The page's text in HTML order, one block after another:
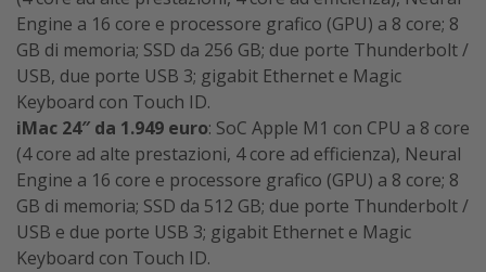
Engine a 16 core e processore grafico (GPU) a 8 core; 8
GB di memoria; SSD da 256 GB; due porte Thunderbolt /
USB, due porte USB 3; gigabit Ethernet e Magic
Keyboard con Touch ID.
iMac 24″ da 1.949 euro: SoC Apple M1 con CPU a 8 core
(4 core ad alte prestazioni, 4 core ad efficienza), Neural
Engine a 16 core e processore grafico (GPU) a 8 core; 8
GB di memoria; SSD da 512 GB; due porte Thunderbolt /
USB e due porte USB 3; gigabit Ethernet e Magic
Keyboard con Touch ID.